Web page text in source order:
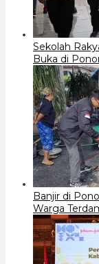
Sekolah
Buka di
Banjir di
Warga